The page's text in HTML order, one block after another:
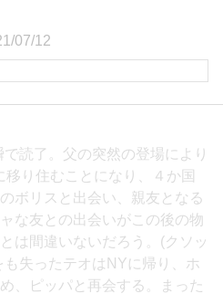
07/12
で読了。父の突然の登場により
移り住むことになり、４か国
ボリスと出会い、親友となる
な友との出会いがこの後の物
は間違いないだろう。(クソッ
も失ったテオはNYに帰り、ホ
、ピッパと再会する。まった